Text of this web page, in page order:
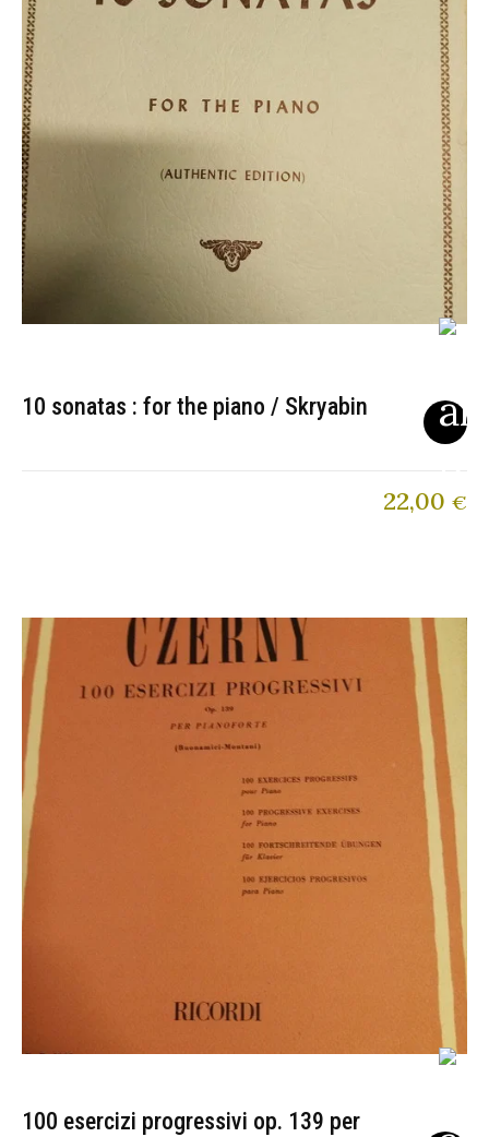
10 sonatas : for the piano / Skryabin
22,00 €
100 esercizi progressivi op. 139 per